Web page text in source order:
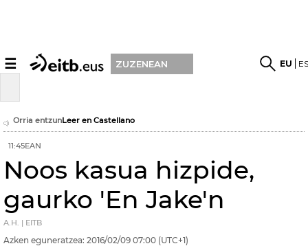
☰ ZUZENEAN EU
Orria entzunLeer en Castellano
11:45EAN
Noos kasua hizpide,
gaurko 'En Jake'n
A.H. | EITB
Azken eguneratzea: 2016/02/09 07:00 (UTC+1)